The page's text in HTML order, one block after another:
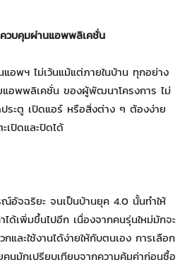
วบคุมผ่านแอพพลิเคชั่น
แอพฯ ไม่เว้นแม้แต่ภายในบ้าน ทุกอย่าง
แอพพลิเคชั่น ของผู้พัฒนาโครงการ ไม่
ระตู เปิดแอร์ หรือสิ่งต่าง ๆ ต้องง่าย
เปิดและปิดได้
อัจฉริยะ จนเป็นบ้านยุค 4.0 นั้นทำให้
ด้เพิ่มขึ้นไปอีก เนื่องจากคนรุ่นใหม่มักจะ
และใช้งานได้ง่ายให้กับตนเอง การเลือก
นมักเปรียบเทียบจากความคุ้มค่าก่อนซื้อ